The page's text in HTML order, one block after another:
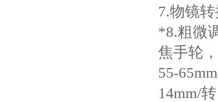
7.物镜
*8.粗微
焦手轮
55-
14mm/